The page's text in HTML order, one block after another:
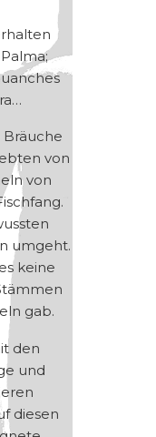
von
von
umgeht.
keine
gab.
den
und
diesen